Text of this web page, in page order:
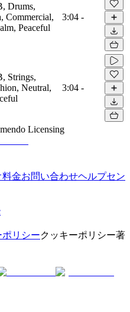
Drums,
Commercial,
Peaceful
3:04 -
Strings,
Neutral,
3:04 -
Licensing
料金お問い合わせヘルプセン
リシークッキーポリシー著